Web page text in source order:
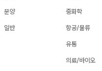
분양
일반
중화학
항공/물류
유통
의료/바이오